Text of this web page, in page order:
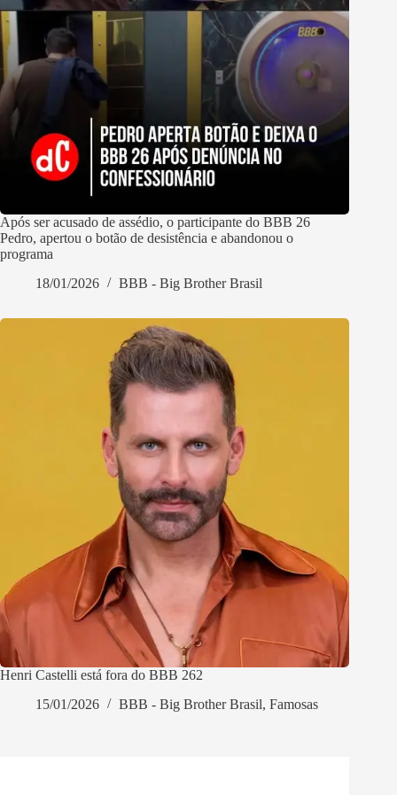
Após ser acusado de assédio, o participante do BBB 26
Pedro, apertou o botão de desistência e abandonou o
programa
18/01/2026
BBB - Big Brother Brasil
Henri Castelli está fora do BBB 262
15/01/2026
BBB - Big Brother Brasil, Famosas